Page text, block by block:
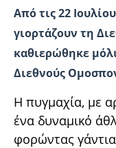
Από τις 22
γιορτάζουν τη
καθιερώθηκε
Διεθνούς
Η πυγμαχία, με
ένα δυναμικό
φορώντας